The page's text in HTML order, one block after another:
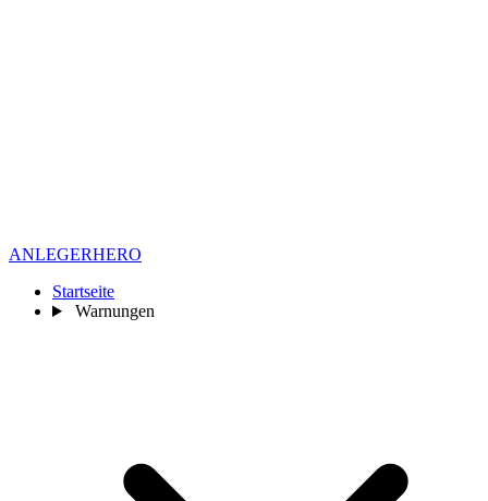
ANLEGERHERO
Startseite
Warnungen